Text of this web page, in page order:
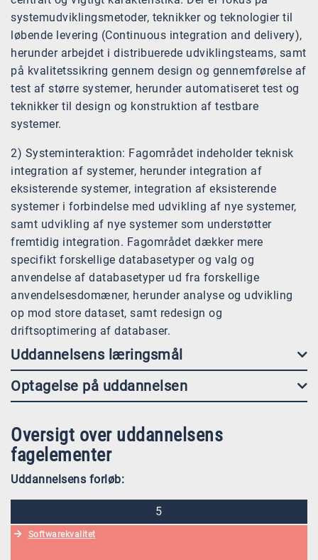
systemudviklingsmetoder, teknikker og teknologier til
løbende levering (Continuous integration and delivery),
herunder arbejdet i distribuerede udviklingsteams, samt
på kvalitetssikring gennem design og gennemførelse af
test af større systemer, herunder automatiseret test og
teknikker til design og konstruktion af testbare
systemer.
2) Systeminteraktion: Fagområdet indeholder teknisk
integration af systemer, herunder integration af
eksisterende systemer, integration af eksisterende
systemer i forbindelse med udvikling af nye systemer,
samt udvikling af nye systemer som understøtter
fremtidig integration. Fagområdet dækker mere
specifikt forskellige databasetyper og valg og
anvendelse af databasetyper ud fra forskellige
anvendelsesdomæner, herunder analyse og udvikling
op mod store dataset, samt redesign og
driftsoptimering af databaser.
Uddannelsens læringsmål
Optagelse på uddannelsen
Oversigt over uddannelsens
fagelementer
Uddannelsens forløb:
5
Softwarekvalitet